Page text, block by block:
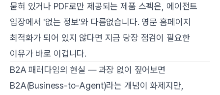
묻혀 있거나 PDF로만 제공되는 제품 스펙은, 에이전트
입장에서 '없는 정보'와 다름없습니다. 영문 홈페이지
최적화가 되어 있지 않다면 지금 당장 점검이 필요한
이유가 바로 이겁니다.
B2A 패러다임의 현실 — 과장 없이 짚어보면
B2A(Business-to-Agent)라는 개념이 화제지만,